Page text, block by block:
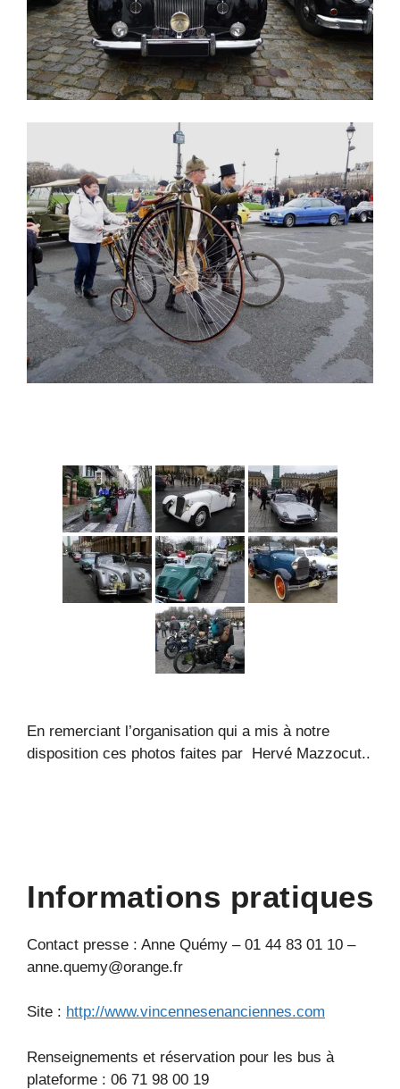
En remerciant l’organisation qui a mis à notre
disposition ces photos faites par Hervé Mazzocut..
Informations pratiques
Contact presse : Anne Quémy – 01 44 83 01 10 –
anne.quemy@orange.fr
Site : http://www.vincennesenanciennes.com
Renseignements et réservation pour les bus à
plateforme : 06 71 98 00 19